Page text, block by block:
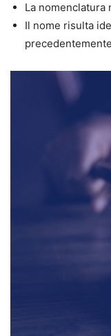
La
Il nome risulta